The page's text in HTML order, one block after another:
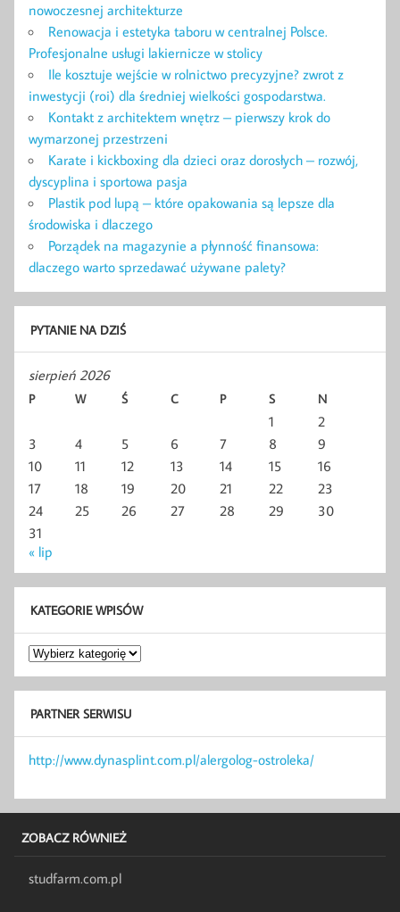
nowoczesnej architekturze
Renowacja i estetyka taboru w centralnej Polsce.
Profesjonalne usługi lakiernicze w stolicy
Ile kosztuje wejście w rolnictwo precyzyjne? zwrot z
inwestycji (roi) dla średniej wielkości gospodarstwa.
Kontakt z architektem wnętrz – pierwszy krok do
wymarzonej przestrzeni
Karate i kickboxing dla dzieci oraz dorosłych – rozwój,
dyscyplina i sportowa pasja
Plastik pod lupą – które opakowania są lepsze dla
środowiska i dlaczego
Porządek na magazynie a płynność finansowa:
dlaczego warto sprzedawać używane palety?
PYTANIE NA DZIŚ
sierpień 2026
P W Ś C P S N
1
2
3
4 5 6 7 8
9
10
11 12 13 14 15
16
17
18 19 20 21 22
23
24
25 26 27 28 29
30
31
« lip
KATEGORIE WPISÓW
Kategorie
wpisów
PARTNER SERWISU
http://www.dynasplint.com.pl/alergolog-ostroleka/
ZOBACZ RÓWNIEŻ
studfarm.com.pl